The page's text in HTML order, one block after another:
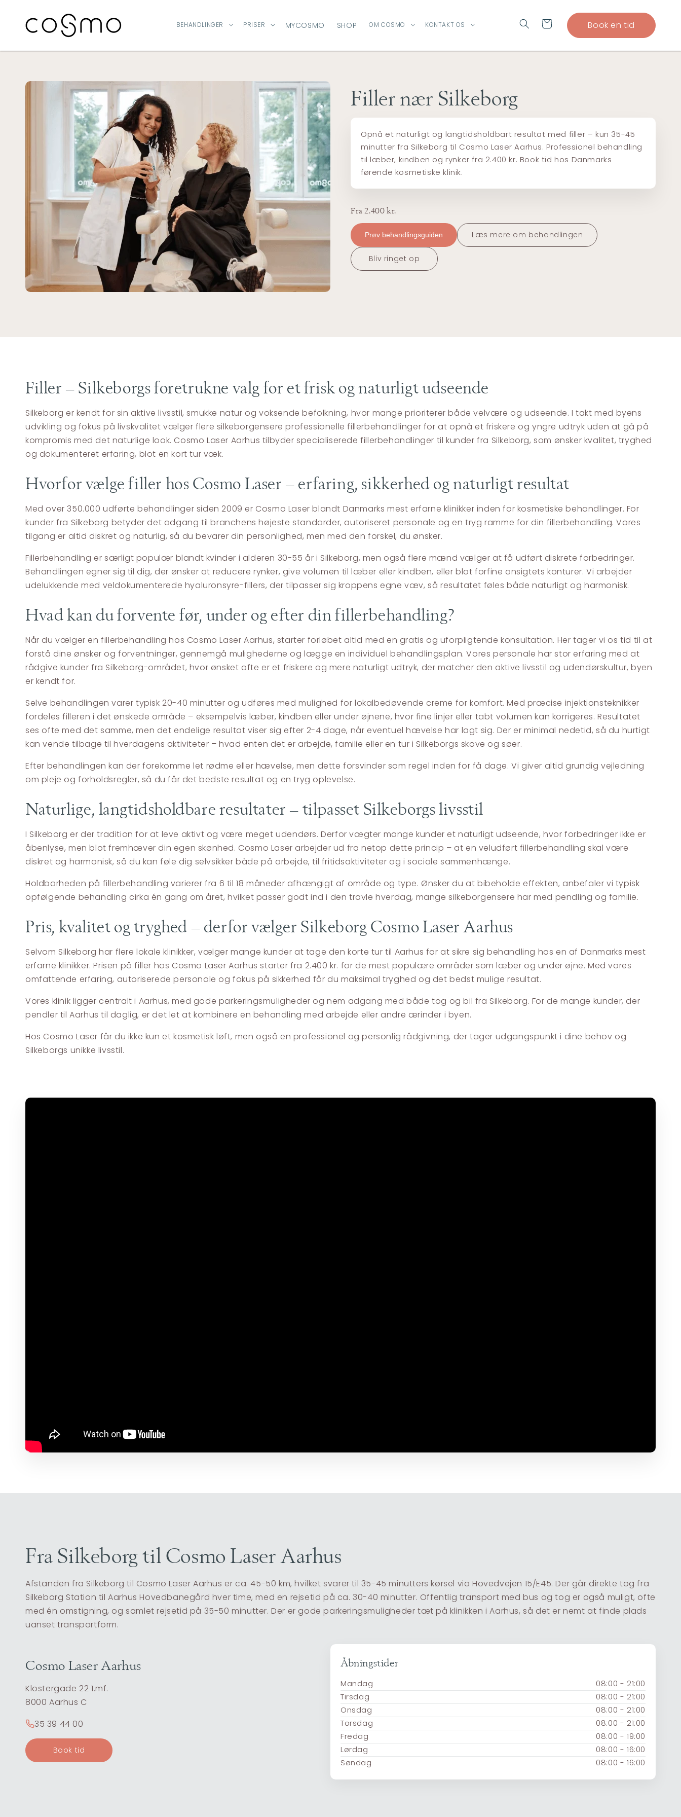
INDHOLD
BEHANDLINGER PRISER MYCOSMO SHOP OM COSMO KONTAKT OS Indkøbskurv Book en tid
Filler nær Silkeborg
Opnå et naturligt og langtidsholdbart resultat med filler – kun 35-45
minutter fra Silkeborg til Cosmo Laser Aarhus. Professionel behandling
til læber, kindben og rynker fra 2.400 kr. Book tid hos Danmarks
førende kosmetiske klinik.
Fra 2.400 kr.
Prøv behandlingsguiden Læs mere om behandlingen
Bliv ringet op
Filler – Silkeborgs foretrukne valg for et frisk og naturligt udseende
Silkeborg er kendt for sin aktive livsstil, smukke natur og voksende befolkning, hvor mange prioriterer både velvære og udseende. I takt med byens
udvikling og fokus på livskvalitet vælger flere silkeborgensere professionelle fillerbehandlinger for at opnå et friskere og yngre udtryk uden at gå på
kompromis med det naturlige look. Cosmo Laser Aarhus tilbyder specialiserede fillerbehandlinger til kunder fra Silkeborg, som ønsker kvalitet, tryghed
og dokumenteret erfaring, blot en kort tur væk.
Hvorfor vælge filler hos Cosmo Laser – erfaring, sikkerhed og naturligt resultat
Med over 350.000 udførte behandlinger siden 2009 er Cosmo Laser blandt Danmarks mest erfarne klinikker inden for kosmetiske behandlinger. For
kunder fra Silkeborg betyder det adgang til branchens højeste standarder, autoriseret personale og en tryg ramme for din fillerbehandling. Vores
tilgang er altid diskret og naturlig, så du bevarer din personlighed, men med den forskel, du ønsker.
Fillerbehandling er særligt populær blandt kvinder i alderen 30-55 år i Silkeborg, men også flere mænd vælger at få udført diskrete forbedringer.
Behandlingen egner sig til dig, der ønsker at reducere rynker, give volumen til læber eller kindben, eller blot forfine ansigtets konturer. Vi arbejder
udelukkende med veldokumenterede hyaluronsyre-fillers, der tilpasser sig kroppens egne væv, så resultatet føles både naturligt og harmonisk.
Hvad kan du forvente før, under og efter din fillerbehandling?
Når du vælger en fillerbehandling hos Cosmo Laser Aarhus, starter forløbet altid med en gratis og uforpligtende konsultation. Her tager vi os tid til at
forstå dine ønsker og forventninger, gennemgå mulighederne og lægge en individuel behandlingsplan. Vores personale har stor erfaring med at
rådgive kunder fra Silkeborg-området, hvor ønsket ofte er et friskere og mere naturligt udtryk, der matcher den aktive livsstil og udendørskultur, byen
er kendt for.
Selve behandlingen varer typisk 20-40 minutter og udføres med mulighed for lokalbedøvende creme for komfort. Med præcise injektionsteknikker
fordeles filleren i det ønskede område – eksempelvis læber, kindben eller under øjnene, hvor fine linjer eller tabt volumen kan korrigeres. Resultatet
ses ofte med det samme, men det endelige resultat viser sig efter 2-4 dage, når eventuel hævelse har lagt sig. Der er minimal nedetid, så du hurtigt
kan vende tilbage til hverdagens aktiviteter – hvad enten det er arbejde, familie eller en tur i Silkeborgs skove og søer.
Efter behandlingen kan der forekomme let rødme eller hævelse, men dette forsvinder som regel inden for få dage. Vi giver altid grundig vejledning
om pleje og forholdsregler, så du får det bedste resultat og en tryg oplevelse.
Naturlige, langtidsholdbare resultater – tilpasset Silkeborgs livsstil
I Silkeborg er der tradition for at leve aktivt og være meget udendørs. Derfor vægter mange kunder et naturligt udseende, hvor forbedringer ikke er
åbenlyse, men blot fremhæver din egen skønhed. Cosmo Laser arbejder ud fra netop dette princip – at en veludført fillerbehandling skal være
diskret og harmonisk, så du kan føle dig selvsikker både på arbejde, til fritidsaktiviteter og i sociale sammenhænge.
Holdbarheden på fillerbehandling varierer fra 6 til 18 måneder afhængigt af område og type. Ønsker du at bibeholde effekten, anbefaler vi typisk
opfølgende behandling cirka én gang om året, hvilket passer godt ind i den travle hverdag, mange silkeborgensere har med pendling og familie.
Pris, kvalitet og tryghed – derfor vælger Silkeborg Cosmo Laser Aarhus
Selvom Silkeborg har flere lokale klinikker, vælger mange kunder at tage den korte tur til Aarhus for at sikre sig behandling hos en af Danmarks mest
erfarne klinikker. Prisen på filler hos Cosmo Laser Aarhus starter fra 2.400 kr. for de mest populære områder som læber og under øjne. Med vores
omfattende erfaring, autoriserede personale og fokus på sikkerhed får du maksimal tryghed og det bedst mulige resultat.
Vores klinik ligger centralt i Aarhus, med gode parkeringsmuligheder og nem adgang med både tog og bil fra Silkeborg. For de mange kunder, der
pendler til Aarhus til daglig, er det let at kombinere en behandling med arbejde eller andre ærinder i byen.
Hos Cosmo Laser får du ikke kun et kosmetisk løft, men også en professionel og personlig rådgivning, der tager udgangspunkt i dine behov og
Silkeborgs unikke livsstil.
Fra Silkeborg til Cosmo Laser Aarhus
Afstanden fra Silkeborg til Cosmo Laser Aarhus er ca. 45-50 km, hvilket svarer til 35-45 minutters kørsel via Hovedvejen 15/E45. Der går direkte tog fra
Silkeborg Station til Aarhus Hovedbanegård hver time, med en rejsetid på ca. 30-40 minutter. Offentlig transport med bus og tog er også muligt, ofte
med én omstigning, og samlet rejsetid på 35-50 minutter. Der er gode parkeringsmuligheder tæt på klinikken i Aarhus, så det er nemt at finde plads
uanset transportform.
Cosmo Laser Aarhus
Klostergade 22 1.mf.
8000 Aarhus C
35 39 44 00
Book tid
Åbningstider
Mandag
08:00 - 21:00
Tirsdag
08:00 - 21:00
Onsdag
08:00 - 21:00
Torsdag
08:00 - 21:00
Fredag
08:00 - 19:00
Lørdag
08:00 - 16:00
Søndag
08:00 - 16:00